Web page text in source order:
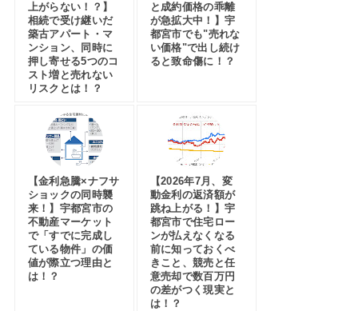
上がらない！？】
相続で受け継いだ
築古アパート・マ
ンション、同時に
押し寄せる5つのコ
スト増と売れない
リスクとは！？
と成約価格の乖離
が急拡大中！】宇
都宮市でも"売れな
い価格"で出し続け
ると致命傷に！？
【金利急騰×ナフサ
ショックの同時襲
来！】宇都宮市の
不動産マーケット
で「すでに完成し
ている物件」の価
値が際立つ理由と
は！？
【2026年7月、変
動金利の返済額が
跳ね上がる！】宇
都宮市で住宅ロー
ンが払えなくなる
前に知っておくべ
きこと、競売と任
意売却で数百万円
の差がつく現実と
は！？